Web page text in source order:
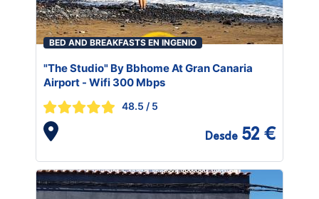
BED AND BREAKFASTS EN INGENIO
"The Studio" By Bbhome At Gran Canaria
Airport - Wifi 300 Mbps
48.5 / 5
Desde 52 €